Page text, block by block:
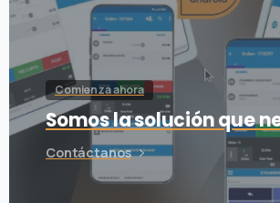
Comienza ahora
Somos la solución que
Contáctanos